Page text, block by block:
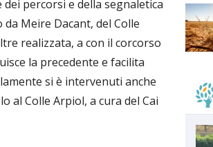
percorsi e della segnaletica
Meire Dacant, del Colle
realizzata, a con il corcorso
la precedente e facilita
si è intervenuti anche
al Colle Arpiol, a cura del Cai